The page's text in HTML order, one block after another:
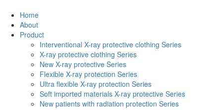
Home
About
Product
Interventional X-ray protective clothing Series
X-ray protective clothing Series
New X-ray protective Series
Flexible X-ray protection Series
Ultra flexible X-ray protection Series
Soft imported materials X-ray protective Series
New patients with radiation protection Series